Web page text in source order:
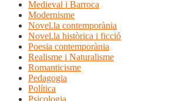
Medieval i Barroca
Modernisme
Novel.la contemporània
Novel.la històrica i ficció
Poesia contemporània
Realisme i Naturalisme
Romanticisme
Pedagogia
Política
Psicologia